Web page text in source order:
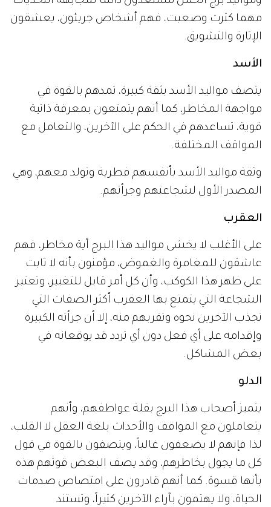
مهما كثرت وصعبت، فهم أشخاص جريئون، يعشقون
الإثارة والتشويق.
الأسد
يتصف مواليد الأسد بثقة كبيرة، تمدهم بالقوة في
مواجهة المخاطر، كما أنهم يتمتعون بمعرفة ذاتية
قوية، تساعدهم في الحكم على الآخرين، والتعامل مع
المواقف المختلفة.
وثقة مواليد الأسد بأنفسهم فطرية وتولد معهم، وهي
المصدر الأول لشجاعتهم وجرأتهم.
العقرب
على الأغلب لا يخشى مواليد هذا البرج أية مخاطر، فهم
عاشقون للمغامرة والغموض، مؤمنون بأنه لا ثابت
على ظهر هذا الكوكب، وأن كل أمر قابل للتغيير، وتعتبر
الشجاعة التي يتمتع بها العقرب أكثر الصفات التي
تجذب الآخرين نحوه وتقربهم منه، إلا أن جرأته الكبيرة
وإقدامه على أي فعل دون أي تردد قد يوقعانه في
بعض المشاكل.
الدلو
يتميز أصحاب هذا البرج بقلة عواطفهم، وأنهم
يتعاملون مع المواقف والأحداث بلغة العقل لا القلب،
لذا فإنهم لا يضعفون غالباً، ويتصفون بالقوة في قول
كل ما يجول بخاطرهم، وقد يصف البعض قوتهم هذه
بأنها قسوة. كما أنهم قادرون على امتصاص صدمات
الحياة، ولا يهتمون بآراء الآخرين كثيراً، وتستند